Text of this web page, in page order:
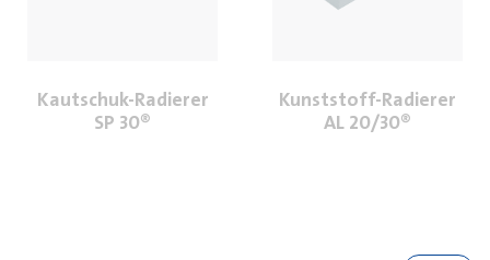
Kautschuk-Radierer
SP 30®
Kunststoff-Radierer
AL 20/30®